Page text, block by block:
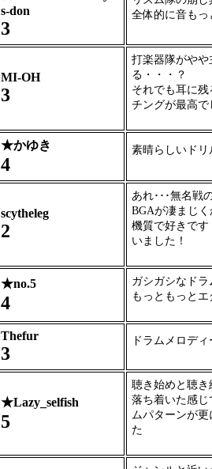
s-don
3
全体的に音も
MI-OH
3
打楽器隊がや
る・・・？
それでも耳に
チングが最高で
★かゆき
4
素晴らしいド
scytheleg
2
あれ･･･無名戦
BGAが凄まじ
機質で好きで
いました！
★no.5
4
ガシガシなド
もっともっと
Thefur
3
ドラムメロデ
★Lazy_selfish
5
聴き始めと聴
落ち着いた感
ムパターンが
た